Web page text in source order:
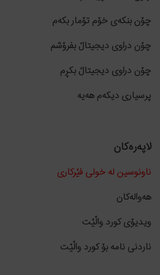
چۆن بنکەی خۆم تۆمار بکەم
چۆن دراوی دیجیتاڵ بفرۆشم
چۆن دراوی دیجیتاڵ بکڕم
پرسیاری دیکەم هەیە
لاپەرەکان
ناونوسین لە خولی فێرکاری
هەوالەکان
ویدیۆی کورد واڵێت
ناردنی نامە بۆ کورد واڵێت